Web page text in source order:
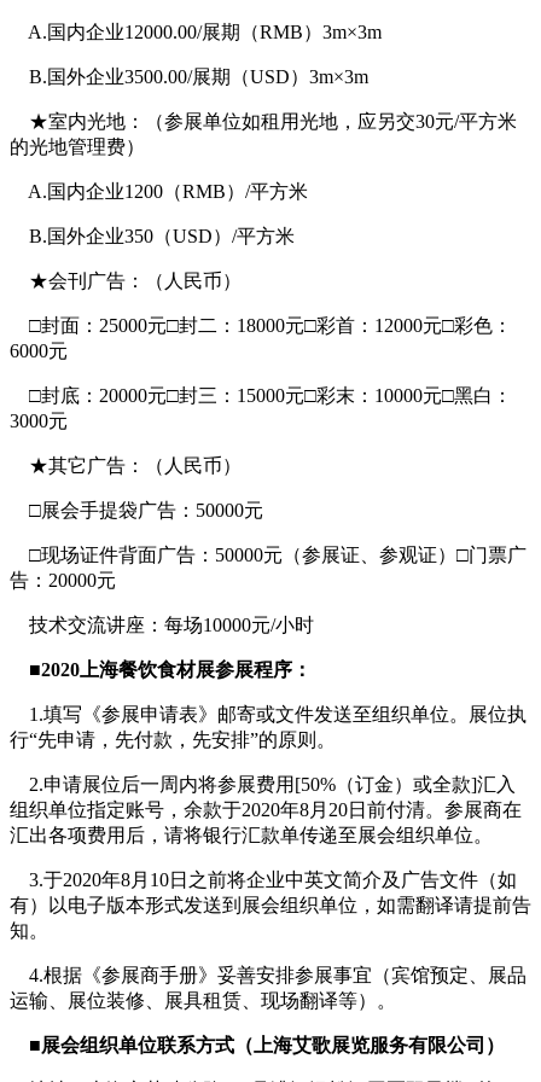
A.国内企业12000.00/展期（RMB）3m×3m
B.国外企业3500.00/展期（USD）3m×3m
★室内光地：（参展单位如租用光地，应另交30元/平方米
的光地管理费）
A.国内企业1200（RMB）/平方米
B.国外企业350（USD）/平方米
★会刊广告：（人民币）
□封面：25000元□封二：18000元□彩首：12000元□彩色：
6000元
□封底：20000元□封三：15000元□彩末：10000元□黑白：
3000元
★其它广告：（人民币）
□展会手提袋广告：50000元
□现场证件背面广告：50000元（参展证、参观证）□门票广
告：20000元
技术交流讲座：每场10000元/小时
■2020上海餐饮食材展参展程序：
1.填写《参展申请表》邮寄或文件发送至组织单位。展位执
行“先申请，先付款，先安排”的原则。
2.申请展位后一周内将参展费用[50%（订金）或全款]汇入
组织单位指定账号，余款于2020年8月20日前付清。参展商在
汇出各项费用后，请将银行汇款单传递至展会组织单位。
3.于2020年8月10日之前将企业中英文简介及广告文件（如
有）以电子版本形式发送到展会组织单位，如需翻译请提前告
知。
4.根据《参展商手册》妥善安排参展事宜（宾馆预定、展品
运输、展位装修、展具租赁、现场翻译等）。
■展会组织单位联系方式（上海艾歌展览服务有限公司）